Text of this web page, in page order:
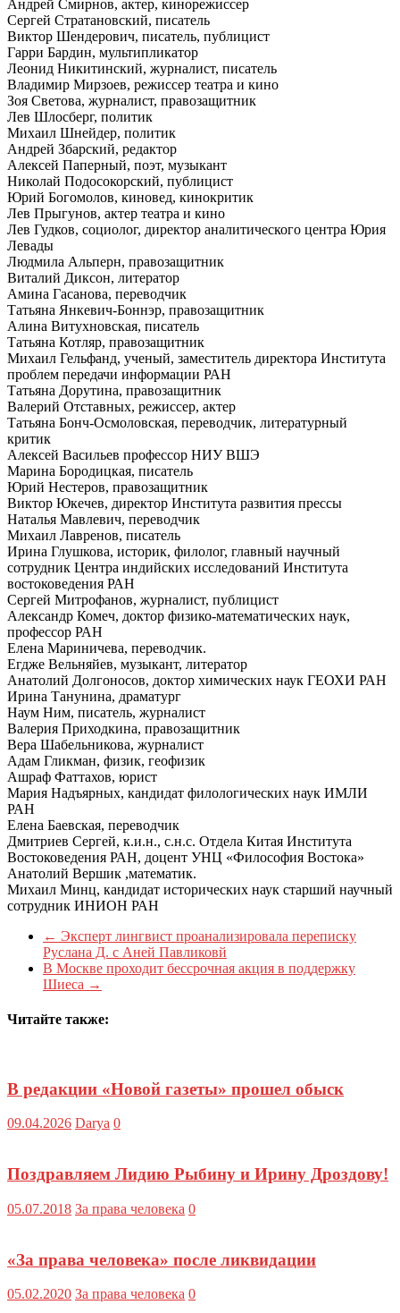
Андрей Смирнов, актер, кинорежиссер
Сергей Стратановский, писатель
Виктор Шендерович, писатель, публицист
Гарри Бардин, мультипликатор
Леонид Никитинский, журналист, писатель
Владимир Мирзоев, режиссер театра и кино
Зоя Светова, журналист, правозащитник
Лев Шлосберг, политик
Михаил Шнейдер, политик
Андрей Збарский, редактор
Алексей Паперный, поэт, музыкант
Николай Подосокорский, публицист
Юрий Богомолов, киновед, кинокритик
Лев Прыгунов, актер театра и кино
Лев Гудков, социолог, директор аналитического центра Юрия
Левады
Людмила Альперн, правозащитник
Виталий Диксон, литератор
Амина Гасанова, переводчик
Татьяна Янкевич-Боннэр, правозащитник
Алина Витухновская, писатель
Татьяна Котляр, правозащитник
Михаил Гельфанд, ученый, заместитель директора Института
проблем передачи информации РАН
Татьяна Дорутина, правозащитник
Валерий Отставных, режиссер, актер
Татьяна Бонч-Осмоловская, переводчик, литературный
критик
Алексей Васильев профессор НИУ ВШЭ
Марина Бородицкая, писатель
Юрий Нестеров, правозащитник
Виктор Юкечев, директор Института развития прессы
Наталья Мавлевич, переводчик
Михаил Лавренов, писатель
Ирина Глушкова, историк, филолог, главный научный
сотрудник Центра индийских исследований Института
востоковедения РАН
Сергей Митрофанов, журналист, публицист
Александр Комеч, доктор физико-математических наук,
профессор РАН
Елена Мариничева, переводчик.
Егдже Вельняйев, музыкант, литератор
Анатолий Долгоносов, доктор химических наук ГЕОХИ РАН
Ирина Танунина, драматург
Наум Ним, писатель, журналист
Валерия Приходкина, правозащитник
Вера Шабельникова, журналист
Адам Гликман, физик, геофизик
Ашраф Фаттахов, юрист
Мария Надъярных, кандидат филологических наук ИМЛИ
РАН
Елена Баевская, переводчик
Дмитриев Сергей, к.и.н., с.н.с. Отдела Китая Института
Востоковедения РАН, доцент УНЦ «Философия Востока»
Анатолий Вершик ,математик.
Михаил Минц, кандидат исторических наук старший научный
сотрудник ИНИОН РАН
← Эксперт лингвист проанализировала переписку
Руслана Д. с Аней Павликовй
В Москве проходит бессрочная акция в поддержку
Шиеса →
Читайте также:
В редакции «Новой газеты» прошел обыск
09.04.2026 Darya 0
Поздравляем Лидию Рыбину и Ирину Дроздову!
05.07.2018 За права человека 0
«За права человека» после ликвидации
05.02.2020 За права человека 0